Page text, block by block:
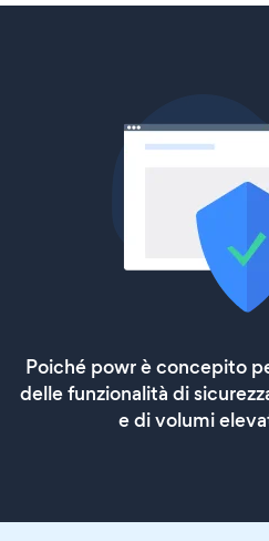
Poiché powr è concepito
delle funzionalità di
e di volumi